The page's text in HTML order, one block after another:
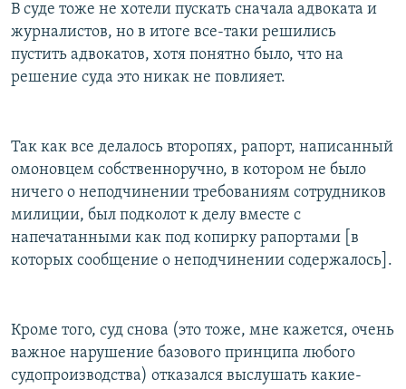
В суде тоже не хотели пускать сначала адвоката и
журналистов, но в итоге все-таки решились
пустить адвокатов, хотя понятно было, что на
решение суда это никак не повлияет.
Так как все делалось второпях, рапорт, написанный
омоновцем собственноручно, в котором не было
ничего о неподчинении требованиям сотрудников
милиции, был подколот к делу вместе с
напечатанными как под копирку рапортами [в
которых сообщение о неподчинении содержалось].
Кроме того, суд снова (это тоже, мне кажется, очень
важное нарушение базового принципа любого
судопроизводства) отказался выслушать какие-